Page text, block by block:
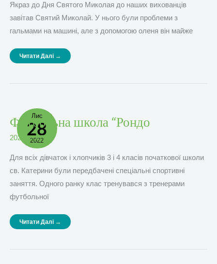
Якраз до Дня Святого Миколая до наших вихованців
завітав Святий Миколай. У нього були проблеми з
гальмами на машині, але з допомогою оленя він майже
Читати Далі →
Лис
28
2022
Футбольна школа “Рондо
2022 ,події
Для всіх дівчаток і хлопчиків 3 і 4 класів початкової школи
св. Катерини були передбачені спеціальні спортивні
заняття. Одного ранку клас тренувався з тренерами
футбольної
Футбольна
Школа
“Рондо
Читати Далі →